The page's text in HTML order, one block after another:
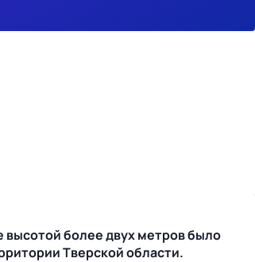
высотой более двух метров было
Тверской области.